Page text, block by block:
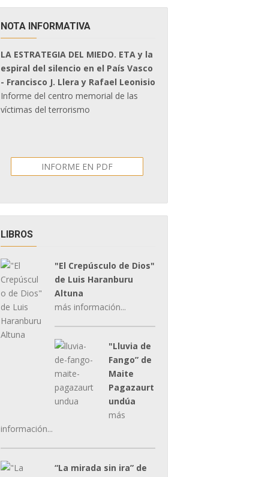
NOTA INFORMATIVA
LA ESTRATEGIA DEL MIEDO. ETA y la
espiral del silencio en el País Vasco
- Francisco J. Llera y Rafael Leonisio
Informe del centro memorial de las
víctimas del terrorismo
INFORME EN PDF
LIBROS
"El Crepúsculo de Dios"
de Luis Haranburu
Altuna
más información...
"Lluvia de
Fango” de
Maite
Pagazaurt
undúa
más
información...
“La mirada sin ira” de